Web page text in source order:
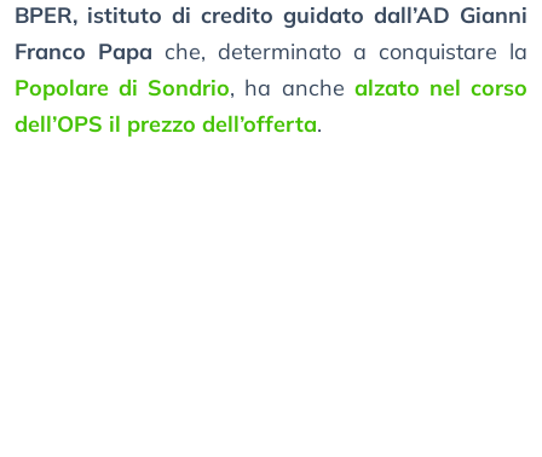
BPER, istituto di credito guidato dall’AD Gianni
Franco Papa che, determinato a conquistare la
Popolare di Sondrio, ha anche alzato nel corso
dell’OPS il prezzo dell’offerta.